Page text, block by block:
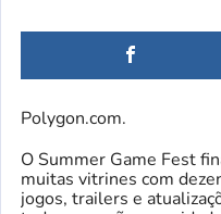
Polygon.com.
O Summer Game Fest
muitas vitrines com
jogos, trailers e